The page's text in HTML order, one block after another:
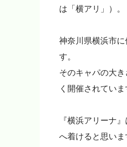
は「横アリ」）。
神奈川県横浜市
す。
そのキャパの大
く開催されていま
『横浜アリーナ
へ着けると思い